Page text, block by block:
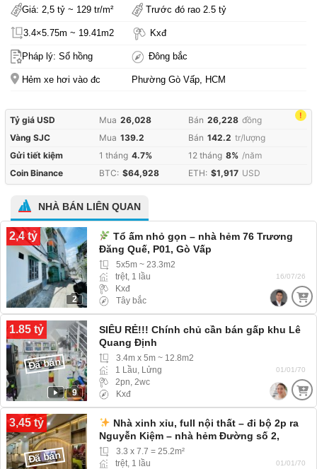
Giá: 2,5 tỷ ~ 129 tr/m² Trước đó rao 2.5 tỷ
3.4×5.75m ~ 19.41m2 Kxđ
Pháp lý: Sổ hồng Đông bắc
Hẻm xe hơi vào đc Phường Gò Vấp, HCM
!
Tỷ giá USD Mua 26,028 Bán 26,228 đồng
Vàng SJC
Mua 139.2 Bán 142.2 tr/lượng
Gửi tiết kiệm
1 tháng 4.7% 12 tháng 8% /năm
Coin Binance
BTC: $64,928 ETH: $1,917 USD
NHÀ BÁN LIÊN QUAN
2,4 tỷ
2
Tổ ấm nhỏ gọn – nhà hẻm 76 Trương
Đăng Quế, P01, Gò Vấp
5x5m ~ 23.3m2
trệt, 1 lầu
Kxđ
Tây bắc
16/07/26
1.85 tỷ
9
Đã bán
SIÊU RẺ!!! Chính chủ cần bán gấp khu Lê
Quang Định
3.4m x 5m ~ 12.8m2
1 Lầu, Lửng
2pn, 2wc
Kxđ
01/01/70
3,45 tỷ
Đã bán
Nhà xinh xỉu, full nội thất – đi bộ 2p ra
Nguyễn Kiệm – nhà hẻm Đường số 2,
Phường 3, Gò Vấp.
3.3 x 7.7 = 25.2m²
trệt, 1 lầu
01/01/70